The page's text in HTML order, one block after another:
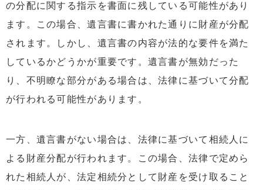
の分配に関する指示を書面に残している可能性があり
ます。この場合、遺言書に書かれた通りに財産が分配
されます。しかし、遺言書の内容が法的な要件を満た
しているかどうかが重要です。遺言書が無効だった
り、不明瞭な部分がある場合は、法律に基づいて分配
が行われる可能性があります。
一方、遺言書がない場合は、法律に基づいて相続人に
よる財産分配が行われます。この場合、法律で定めら
れた相続人が、法定相続分として財産を受け取ること